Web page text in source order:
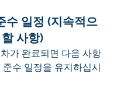
수 일정 (지속적으
사항)
가 완료되면 다음 사항
수 일정을 유지하십시